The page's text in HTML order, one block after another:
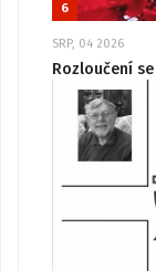
6
SRP, 04 2026
Rozloučení